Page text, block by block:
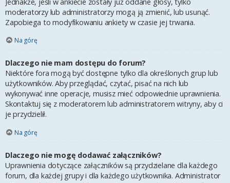
moderatorzy lub administratorzy mogą ją zmienić, lub usunąć.
Zapobiega to modyfikowaniu ankiety w czasie jej trwania.
Na górę
Dlaczego nie mam dostępu do forum?
Niektóre fora mogą być dostępne tylko dla określonych grup lub
użytkowników. Aby przeglądać, czytać, pisać na nich lub
wykonywać inne operacje, musisz mieć odpowiednie uprawnienia.
Skontaktuj się z moderatorem lub administratorem witryny, aby ci
je przydzielił.
Na górę
Dlaczego nie mogę dodawać załączników?
Uprawnienia dotyczące załączników są przydzielane dla każdego
forum, dla każdej grupy i dla każdego użytkownika. Administrator